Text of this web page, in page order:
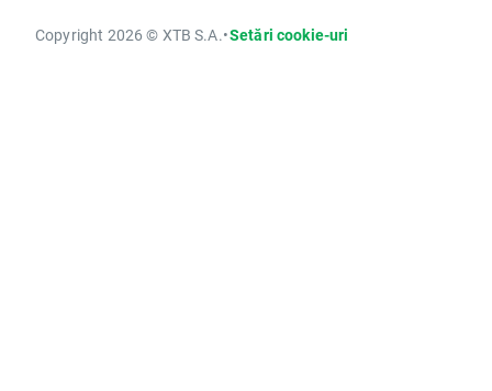
Copyright 2026 © XTB S.A.•Setări cookie-uri